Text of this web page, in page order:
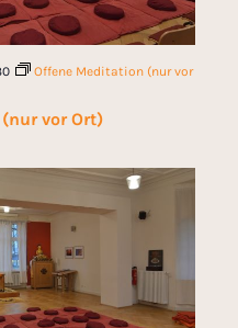
vor Ort)
Offene Meditation (nur vor